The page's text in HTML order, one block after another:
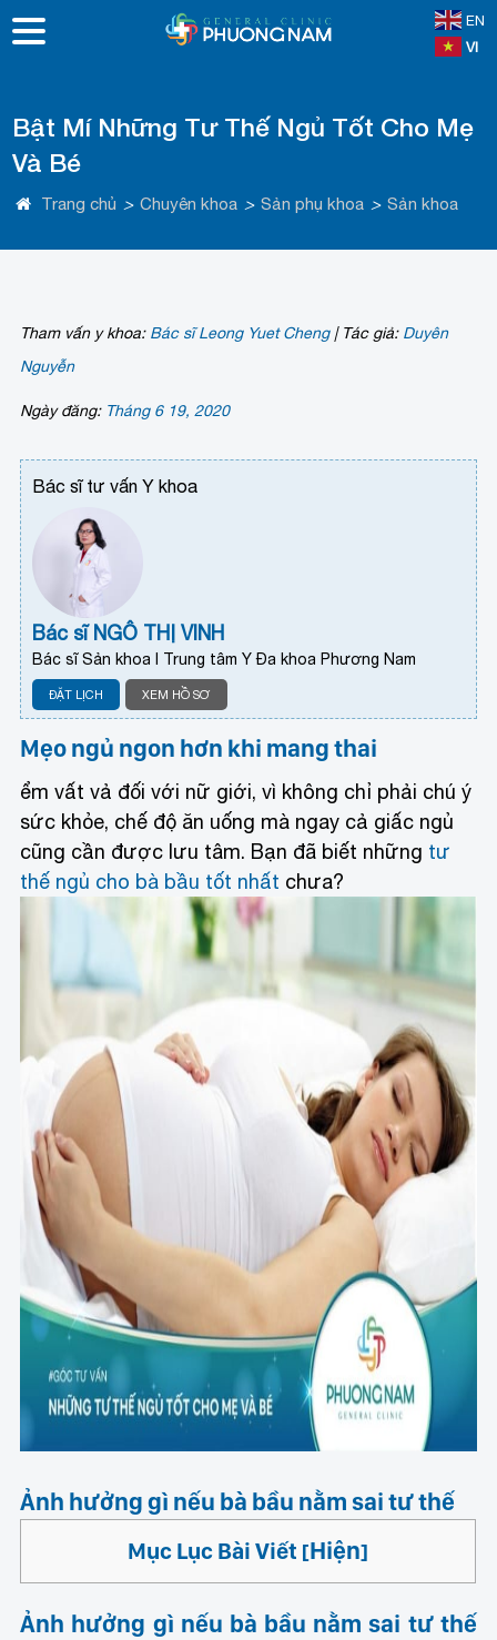
EN
VI
Bật Mí Những Tư Thế Ngủ Tốt Cho Mẹ
Và Bé
Trang chủ > Chuyên khoa > Sản phụ khoa > Sản khoa
Tham vấn y khoa: Bác sĩ Leong Yuet Cheng |Tác giả: Duyên
Nguyễn
Ngày đăng: Tháng 6 19, 2020
Bác sĩ tư vấn Y khoa
Bác sĩ NGÔ THỊ VINH
Bác sĩ Sản khoa I Trung tâm Y Đa khoa Phương Nam
ĐẶT LỊCH XEM HỒ SƠ
Mẹo ngủ ngon hơn khi mang thai
ểm vất vả đối với nữ giới, vì không chỉ phải chú ý
sức khỏe, chế độ ăn uống mà ngay cả giấc ngủ
cũng cần được lưu tâm. Bạn đã biết những tư
thế ngủ cho bà bầu tốt nhất chưa?
Ảnh hưởng gì nếu bà bầu nằm sai tư thế
Mục Lục Bài Viết [Hiện]
Ảnh hưởng gì nếu bà bầu nằm sai tư thế